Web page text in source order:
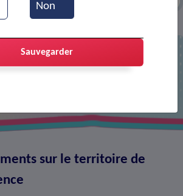
sur le territoire de
Non
Sauvegarder